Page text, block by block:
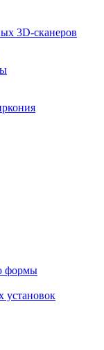
3D-сканеров
формы
установок